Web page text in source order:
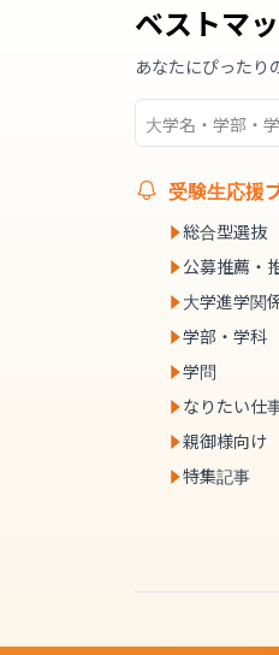
ベストマ
あなたにぴったり
受験生応援
総合型選抜
公募推薦・
大学進学関
学部・学科
学問
なりたい仕
親御様向け
特集記事